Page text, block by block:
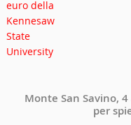
Monte San Savino,
per